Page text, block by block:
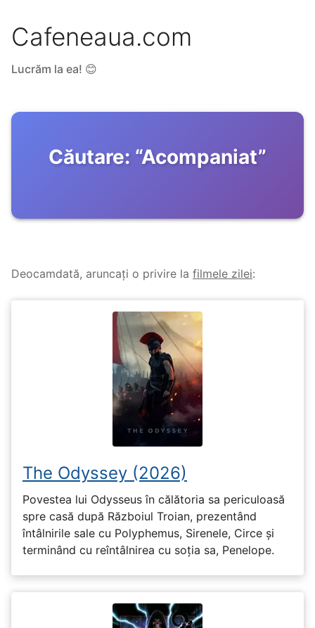
Cafeneaua.com
Lucrăm la ea! 😊
Căutare: “Acompaniat”
Deocamdată, aruncați o privire la filmele zilei:
The Odyssey (2026)
Povestea lui Odysseus în călătoria sa periculoasă
spre casă după Războiul Troian, prezentând
întâlnirile sale cu Polyphemus, Sirenele, Circe și
terminând cu reîntâlnirea cu soția sa, Penelope.